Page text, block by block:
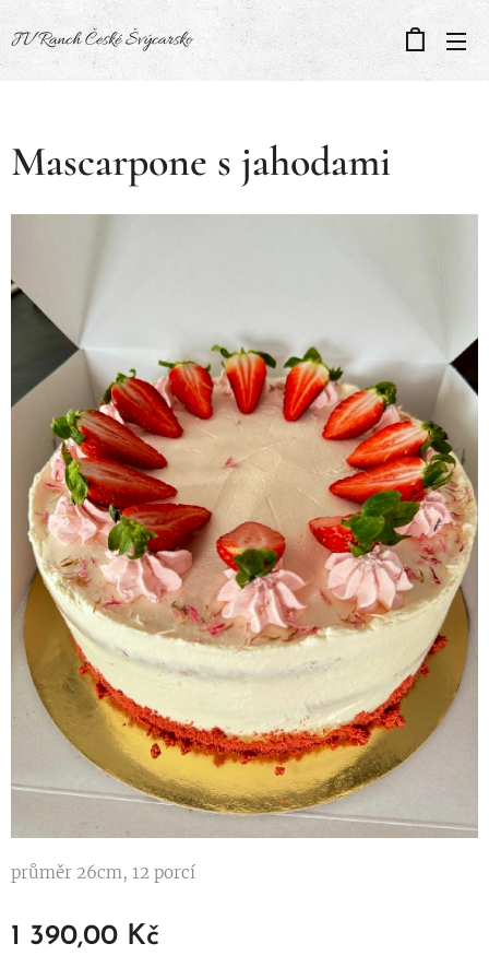
JV Ranch České Švýcarsko
Mascarpone s jahodami
průměr 26cm, 12 porcí
1 390,00 Kč